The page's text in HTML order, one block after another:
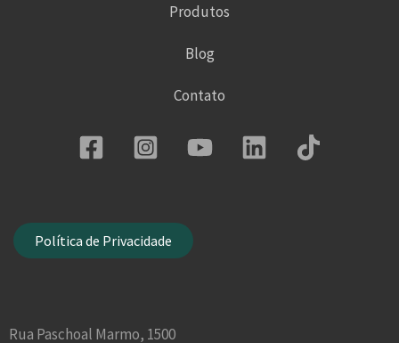
Produtos
Blog
Contato
Política de Privacidade
Rua Paschoal Marmo, 1500